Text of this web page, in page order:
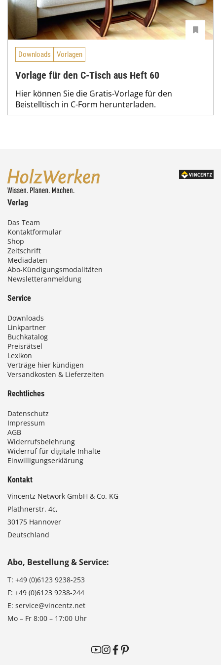
Downloads Vorlagen
Vorlage für den C-Tisch aus Heft 60
Hier können Sie die Gratis-Vorlage für den
Beistelltisch in C-Form herunterladen.
Verlag
Das Team
Kontaktformular
Shop
Zeitschrift
Mediadaten
Abo-Kündigungsmodalitäten
Newsletteranmeldung
Service
Downloads
Linkpartner
Buchkatalog
Preisrätsel
Lexikon
Verträge hier kündigen
Versandkosten & Lieferzeiten
Rechtliches
Datenschutz
Impressum
AGB
Widerrufsbelehrung
Widerruf für digitale Inhalte
Einwilligungserklärung
Kontakt
Vincentz Network GmbH & Co. KG
Plathnerstr. 4c,
30175 Hannover
Deutschland
Abo, Bestellung & Service:
T: +49 (0)6123 9238-253
F: +49 (0)6123 9238-244
E: service@vincentz.net
Mo – Fr 8:00 – 17:00 Uhr